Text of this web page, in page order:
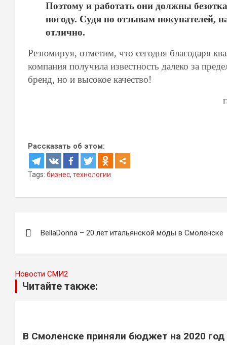
Поэтому и работать они должны
погоду. Судя по отзывам покупателей,
отлично.
Резюмируя, отметим, что сегодня благодаря
компания получила известность далеко за
бренд, но и высокое качество!
Рассказать об этом:
Tags: бизнес, технологии
по
BellaDonna – 20 лет итальянской моды в Смоленске
Новости СМИ2
Читайте также:
В Смоленске приняли бюджет на 2020 год